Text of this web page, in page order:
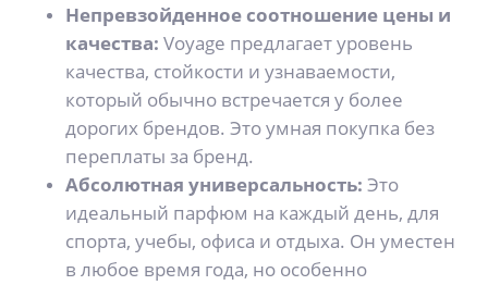
Непревзойденное соотношение цены и
качества: Voyage предлагает уровень
качества, стойкости и узнаваемости,
который обычно встречается у более
дорогих брендов. Это умная покупка без
переплаты за бренд.
Абсолютная универсальность: Это
идеальный парфюм на каждый день, для
спорта, учебы, офиса и отдыха. Он уместен
в любое время года, но особенно